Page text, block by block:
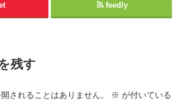
feedly
残す
されることはありません。 ※ が付いている